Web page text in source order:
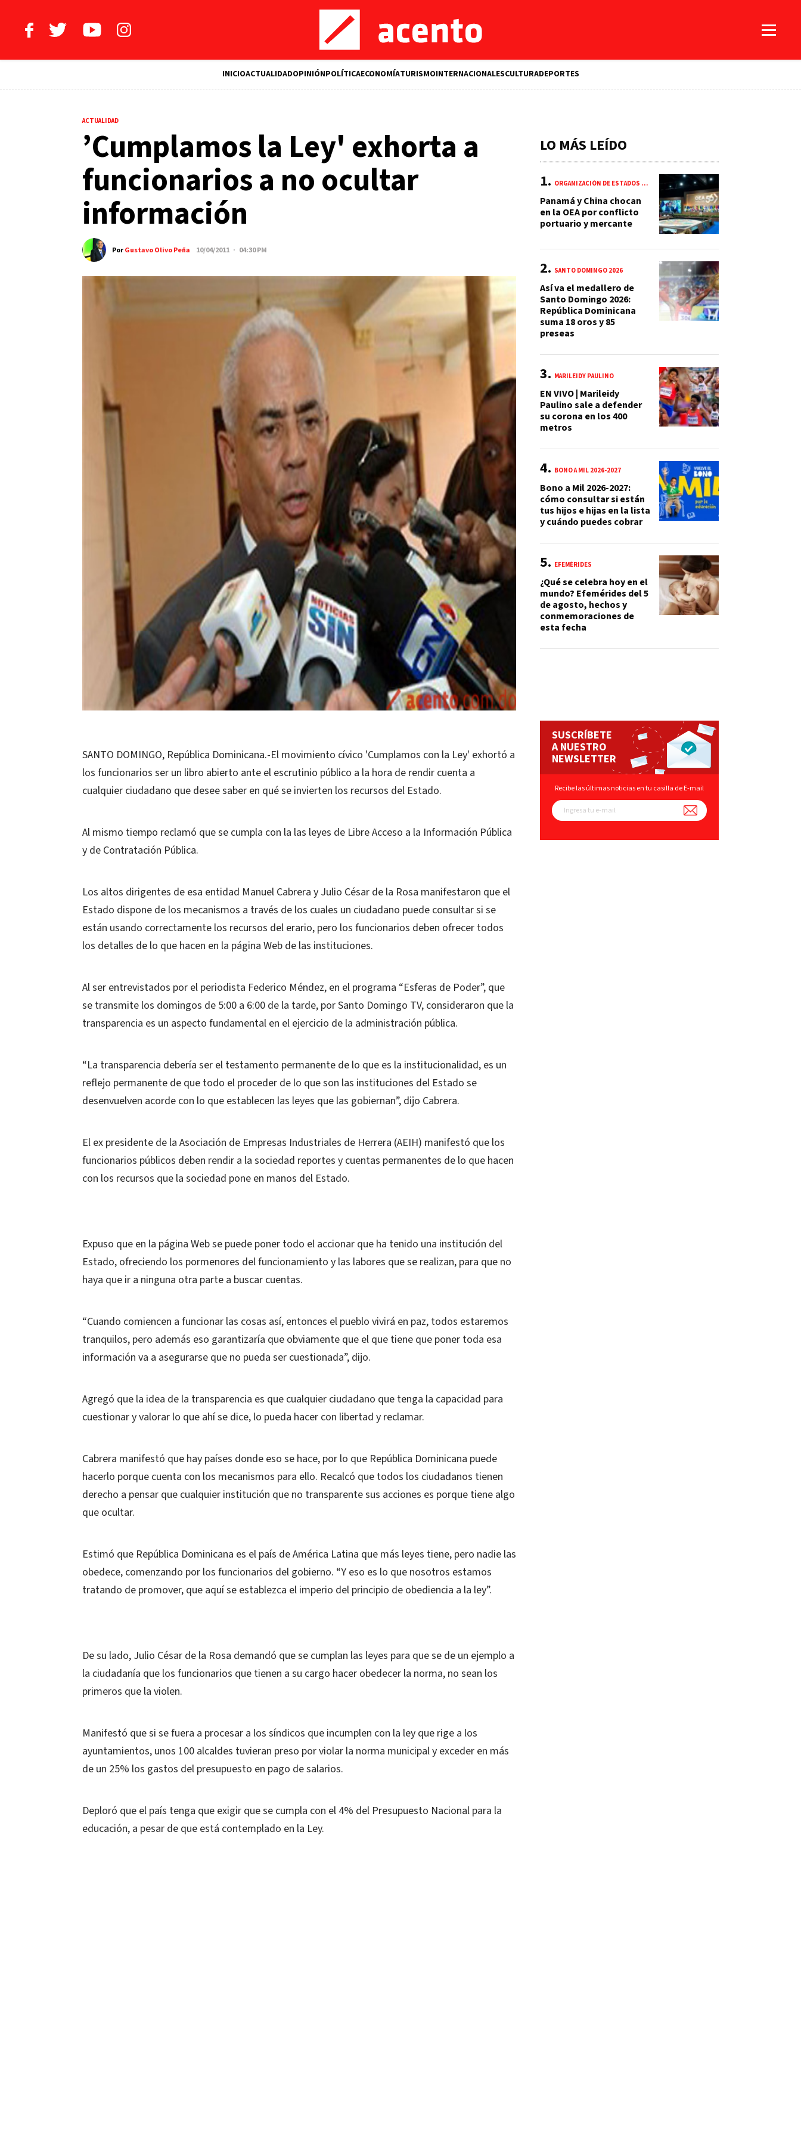
INICIOACTUALIDADOPINIÓNPOLÍTICAECONOMÍATURISMOINTERNACIONALESCULTURADEPORTES
ACTUALIDAD
’Cumplamos la Ley' exhorta a
funcionarios a no ocultar
información
PorGustavo Olivo Peña 10/04/2011 · 04:30 PM
SANTO DOMINGO, República Dominicana.-El movimiento cívico 'Cumplamos con la Ley' exhortó a
los funcionarios ser un libro abierto ante el escrutinio público a la hora de rendir cuenta a
cualquier ciudadano que desee saber en qué se invierten los recursos del Estado.
Al mismo tiempo reclamó que se cumpla con la las leyes de Libre Acceso a la Información Pública
y de Contratación Pública.
Los altos dirigentes de esa entidad Manuel Cabrera y Julio César de la Rosa manifestaron que el
Estado dispone de los mecanismos a través de los cuales un ciudadano puede consultar si se
están usando correctamente los recursos del erario, pero los funcionarios deben ofrecer todos
los detalles de lo que hacen en la página Web de las instituciones.
Al ser entrevistados por el periodista Federico Méndez, en el programa “Esferas de Poder”, que
se transmite los domingos de 5:00 a 6:00 de la tarde, por Santo Domingo TV, consideraron que la
transparencia es un aspecto fundamental en el ejercicio de la administración pública.
“La transparencia debería ser el testamento permanente de lo que es la institucionalidad, es un
reflejo permanente de que todo el proceder de lo que son las instituciones del Estado se
desenvuelven acorde con lo que establecen las leyes que las gobiernan”, dijo Cabrera.
El ex presidente de la Asociación de Empresas Industriales de Herrera (AEIH) manifestó que los
funcionarios públicos deben rendir a la sociedad reportes y cuentas permanentes de lo que hacen
con los recursos que la sociedad pone en manos del Estado.
Expuso que en la página Web se puede poner todo el accionar que ha tenido una institución del
Estado, ofreciendo los pormenores del funcionamiento y las labores que se realizan, para que no
haya que ir a ninguna otra parte a buscar cuentas.
“Cuando comiencen a funcionar las cosas así, entonces el pueblo vivirá en paz, todos estaremos
tranquilos, pero además eso garantizaría que obviamente que el que tiene que poner toda esa
información va a asegurarse que no pueda ser cuestionada”, dijo.
Agregó que la idea de la transparencia es que cualquier ciudadano que tenga la capacidad para
cuestionar y valorar lo que ahí se dice, lo pueda hacer con libertad y reclamar.
Cabrera manifestó que hay países donde eso se hace, por lo que República Dominicana puede
hacerlo porque cuenta con los mecanismos para ello. Recalcó que todos los ciudadanos tienen
derecho a pensar que cualquier institución que no transparente sus acciones es porque tiene algo
que ocultar.
Estimó que República Dominicana es el país de América Latina que más leyes tiene, pero nadie las
obedece, comenzando por los funcionarios del gobierno. “Y eso es lo que nosotros estamos
tratando de promover, que aquí se establezca el imperio del principio de obediencia a la ley”.
De su lado, Julio César de la Rosa demandó que se cumplan las leyes para que se de un ejemplo a
la ciudadanía que los funcionarios que tienen a su cargo hacer obedecer la norma, no sean los
primeros que la violen.
Manifestó que si se fuera a procesar a los síndicos que incumplen con la ley que rige a los
ayuntamientos, unos 100 alcaldes tuvieran preso por violar la norma municipal y exceder en más
de un 25% los gastos del presupuesto en pago de salarios.
Deploró que el país tenga que exigir que se cumpla con el 4% del Presupuesto Nacional para la
educación, a pesar de que está contemplado en la Ley.
LO MÁS LEÍDO
ORGANIZACIÓN DE ESTADOS AMERICANOS (OEA)
Panamá y China chocan
en la OEA por conflicto
portuario y mercante
SANTO DOMINGO 2026
Así va el medallero de
Santo Domingo 2026:
República Dominicana
suma 18 oros y 85
preseas
MARILEIDY PAULINO
EN VIVO | Marileidy
Paulino sale a defender
su corona en los 400
metros
BONO A MIL 2026-2027
Bono a Mil 2026-2027:
cómo consultar si están
tus hijos e hijas en la lista
y cuándo puedes cobrar
EFEMÉRIDES
¿Qué se celebra hoy en el
mundo? Efemérides del 5
de agosto, hechos y
conmemoraciones de
esta fecha
SUSCRÍBETE
A NUESTRO
NEWSLETTER
Recibe las últimas noticias en tu casilla de E-mail